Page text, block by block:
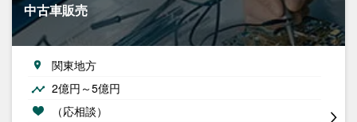
中古車販売
関東地方
2億円～5億円
（応相談）